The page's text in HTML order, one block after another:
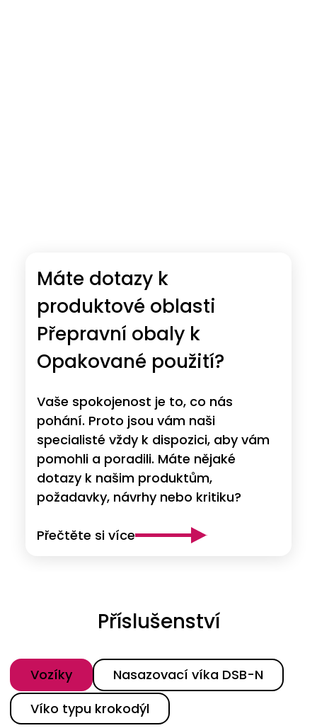
Máte dotazy k
produktové oblasti
Přepravní obaly k
Opakované použití?
Vaše spokojenost je to, co nás
pohání. Proto jsou vám naši
specialisté vždy k dispozici, aby vám
pomohli a poradili. Máte nějaké
dotazy k našim produktům,
požadavky, návrhy nebo kritiku?
Přečtěte si více
Příslušenství
Kategorie
Vozíky
Nasazovací víka DSB-N
Víko typu krokodýl